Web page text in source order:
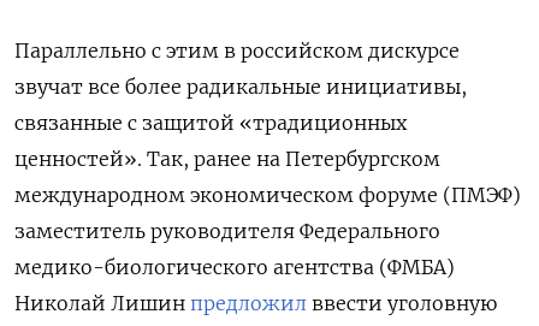
Параллельно с этим в российском дискурсе
звучат все более радикальные инициативы,
связанные с защитой «традиционных
ценностей». Так, ранее на Петербургском
международном экономическом форуме (ПМЭФ)
заместитель руководителя Федерального
медико-биологического агентства (ФМБА)
Николай Лишин предложил ввести уголовную